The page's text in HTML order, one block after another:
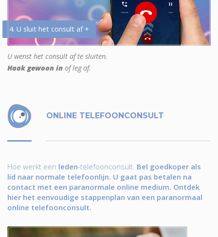
4. U sluit het consult af +
U wenst het consult af te sluiten.
Haak gewoon in of leg af.
ONLINE TELEFOONCONSULT
Hoe werkt een leden-telefoonconsult. Bel goedkoper als
lid naar normale telefoonlijn. U gaat pas betalen na
contact met een paranormale online medium. Ontdek
hier het eenvoudige stappenplan van een paranormaal
online telefoonconsult.